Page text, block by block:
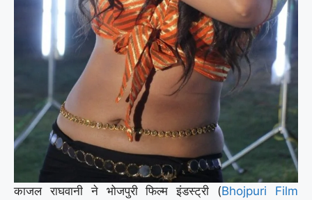
काजल राघवानी ने भोजपुरी फिल्म इंडस्ट्री (Bhojpuri Film